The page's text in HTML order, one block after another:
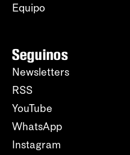
Equipo
Seguinos
Newsletters
RSS
YouTube
WhatsApp
Instagram